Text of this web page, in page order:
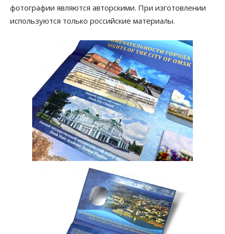
фотографии являются авторскими. При изготовлении
используются только российские материалы.